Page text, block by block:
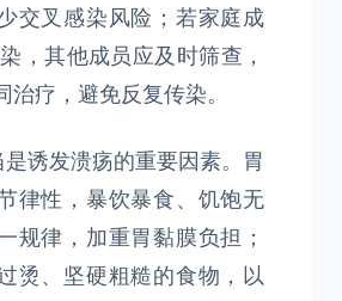
交叉感染风险；若家庭成
，其他成员应及时筛查，
治疗，避免反复传染。
诱发溃疡的重要因素。胃
律性，暴饮暴食、饥饱无
规律，加重胃黏膜负担；
烫、坚硬粗糙的食物，以